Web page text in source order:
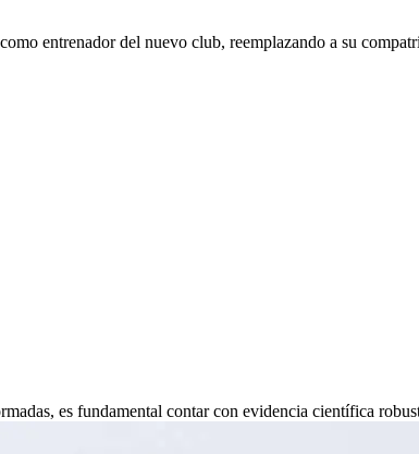
entrenador del nuevo club, reemplazando a su
es fundamental contar con evidencia científica